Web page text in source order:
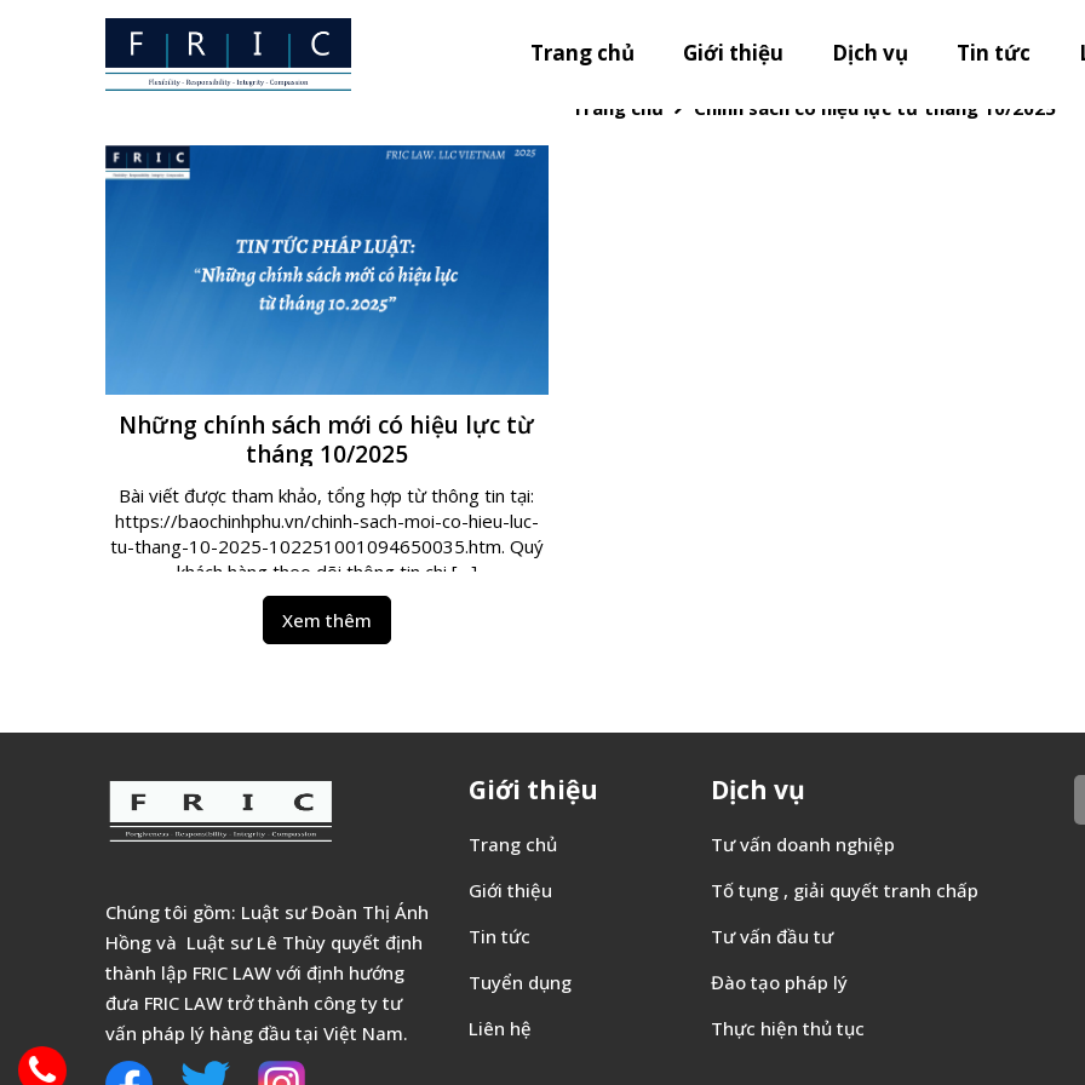
Trang chủ Giới thiệu Dịch vụ Tin tức
Thẻ: Chính sách có hiệu lực từ
Trang chủ Chính sách có hiệu lực từ tháng 10/2025
Những chính sách mới có hiệu lực từ
tháng 10/2025
Bài viết được tham khảo, tổng hợp từ thông tin tại:
https://baochinhphu.vn/chinh-sach-moi-co-hieu-luc-
tu-thang-10-2025-102251001094650035.htm. Quý
khách hàng theo dõi thông tin chi […]
Xem thêm
Chúng tôi gồm: Luật sư Đoàn Thị Ánh
Hồng và Luật sư Lê Thùy quyết định
thành lập FRIC LAW với định hướng
đưa FRIC LAW trở thành công ty tư
vấn pháp lý hàng đầu tại Việt Nam.
Giới thiệu
Trang chủ
Giới thiệu
Tin tức
Tuyển dụng
Liên hệ
Dịch vụ
Tư vấn doanh nghiệp
Tố tụng , giải quyết tranh chấp
Tư vấn đầu tư
Đào tạo pháp lý
Thực hiện thủ tục